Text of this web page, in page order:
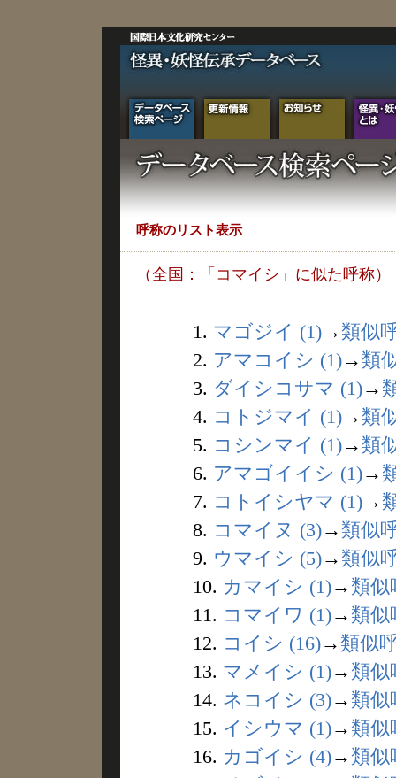
呼称のリスト表示
（全国：「コマイシ」に似た呼称）
1. マゴジイ (1)→ 類似
2. アマコイシ (1)→ 類
3. ダイシコサマ (1)→
4. コトジマイ (1)→ 類
5. コシンマイ (1)→ 類
6. アマゴイイシ (1)→
7. コトイシヤマ (1)→
8. コマイヌ (3)→ 類似
9. ウマイシ (5)→ 類似
10. カマイシ (1)→ 類似
11. コマイワ (1)→ 類似
12. コイシ (16)→ 類似
13. マメイシ (1)→ 類似
14. ネコイシ (3)→ 類似
15. イシウマ (1)→ 類似
16. カゴイシ (4)→ 類似